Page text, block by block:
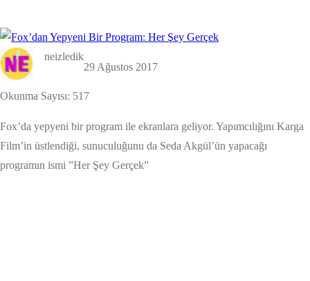
neizledik
29 Ağustos 2017
Okunma Sayısı: 517
Fox’da yepyeni bir program ile ekranlara geliyor. Yapımcılığını Karga
Film’in üstlendiği, sunuculuğunu da Seda Akgül’ün yapacağı
programın ismi ”Her Şey Gerçek”